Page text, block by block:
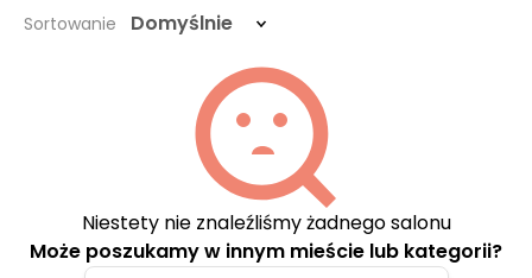
Sortowanie Domyślnie
Niestety nie znaleźliśmy żadnego salonu
Może poszukamy w innym mieście lub kategorii?